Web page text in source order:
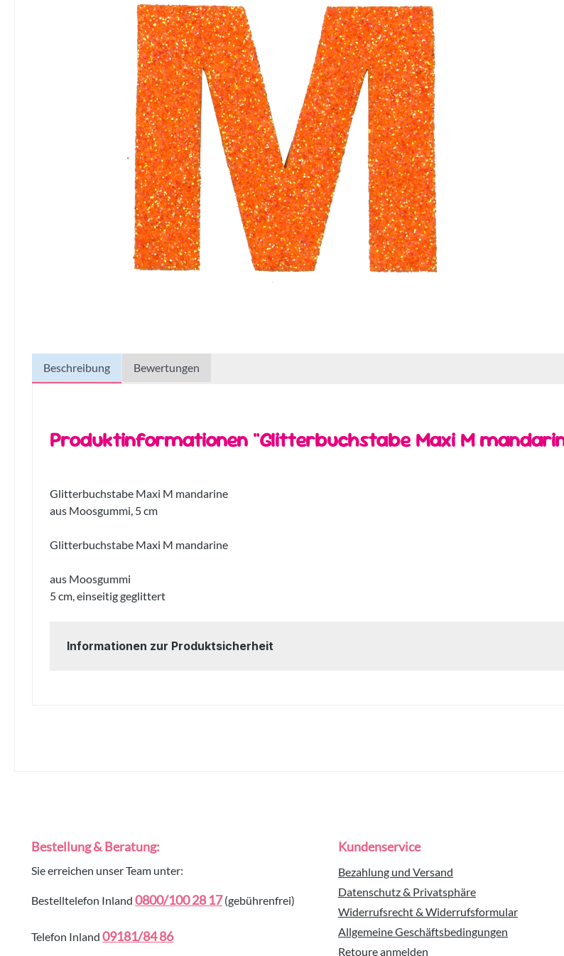
Beschreibung Bewertungen
Produktinformationen "Glitterbuchstabe Maxi M
Glitterbuchstabe Maxi M mandarine
aus Moosgummi, 5 cm
Glitterbuchstabe Maxi M mandarine
aus Moosgummi
5 cm, einseitig geglittert
Informationen zur Produktsicherheit
Bestellung & Beratung:
Sie erreichen unser Team unter:
Bestelltelefon Inland 0800/100 28 17(gebührenfrei)
Telefon Inland 09181/84 86
Kundenservice
Bezahlung und Versand
Datenschutz & Privatsphäre
Widerrufsrecht & Widerrufsformular
Allgemeine Geschäftsbedingungen
Retoure anmelden